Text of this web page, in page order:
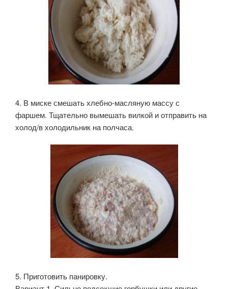
4. В миске смешать хлебно-масляную массу с
фаршем. Тщательно вымешать вилкой и отправить на
холод/в холодильник на полчаса.
5. Приготовить панировку.